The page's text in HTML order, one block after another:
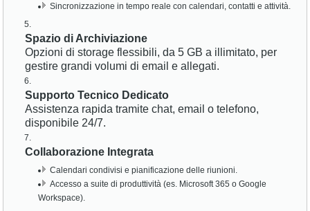
Sincronizzazione in tempo reale con calendari, contatti e attività.
Spazio di Archiviazione
Opzioni di storage flessibili, da 5 GB a illimitato, per
gestire grandi volumi di email e allegati.
Supporto Tecnico Dedicato
Assistenza rapida tramite chat, email o telefono,
disponibile 24/7.
Collaborazione Integrata
Calendari condivisi e pianificazione delle riunioni.
Accesso a suite di produttività (es. Microsoft 365 o Google
Workspace).